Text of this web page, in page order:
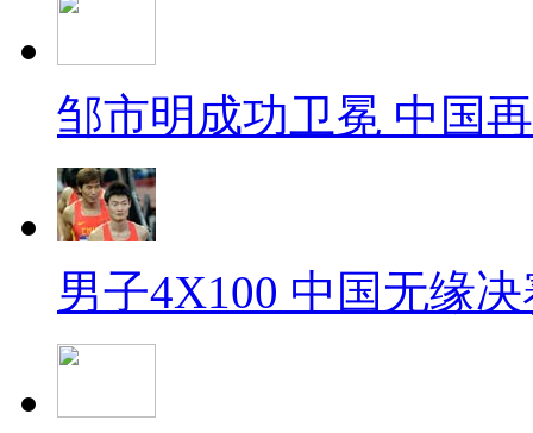
邹市明成功卫冕 中国
男子4X100 中国无缘